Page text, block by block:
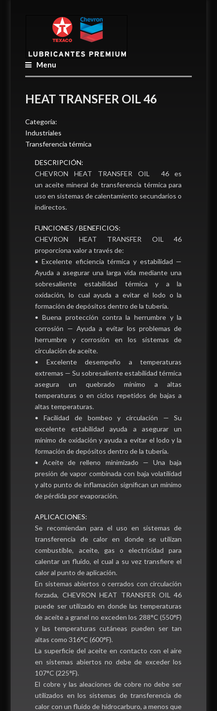
Menu
HEAT TRANSFER OIL 46
Categoría:
Industriales
Transferencia térmica
DESCRIPCIÓN:
CHEVRON HEAT TRANSFER OIL 46 es
un aceite mineral de transferencia térmica para
uso en sistemas de calentamiento secundarios o
indirectos.
FUNCIONES / BENEFICIOS:
CHEVRON HEAT TRANSFER OIL 46
proporciona valor a través de:
• Excelente eficiencia térmica y estabilidad —
Ayuda a asegurar una larga vida mediante una
sobresaliente estabilidad térmica y a la
oxidación, lo cual ayuda a evitar el lodo o la
formación de depósitos dentro de la tubería.
• Buena protección contra la herrumbre y la
corrosión — Ayuda a evitar los problemas de
herrumbre y corrosión en los sistemas de
circulación de aceite.
• Excelente desempeño a temperaturas
extremas — Su sobresaliente estabilidad térmica
asegura un quebrado mínimo a altas
temperaturas o en ciclos repetidos de bajas a
altas temperaturas.
• Facilidad de bombeo y circulación — Su
excelente estabilidad ayuda a asegurar un
mínimo de oxidación y ayuda a evitar el lodo y la
formación de depósitos dentro de la tubería.
• Aceite de relleno minimizado — Una baja
presión de vapor combinada con baja volatilidad
y alto punto de inflamación significan un mínimo
de pérdida por evaporación.
APLICACIONES:
Se recomiendan para el uso en sistemas de
transferencia de calor en donde se utilizan
combustible, aceite, gas o electricidad para
calentar un fluido, el cual a su vez transfiere el
calor al punto de aplicación.
En sistemas abiertos o cerrados con circulación
forzada, CHEVRON HEAT TRANSFER OIL 46
puede ser utilizado en donde las temperaturas
de aceite a granel no exceden los 288°C (550°F)
y las temperaturas cutáneas pueden ser tan
altas como 316°C (600°F).
La superficie del aceite en contacto con el aire
en sistemas abiertos no debe de exceder los
107°C (225°F).
El cobre y las aleaciones de cobre no debe ser
utilizados en los sistemas de transferencia de
calor con un fluido de hidrocarburo, a menos que